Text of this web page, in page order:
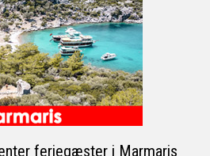
feriegæster i Marmaris